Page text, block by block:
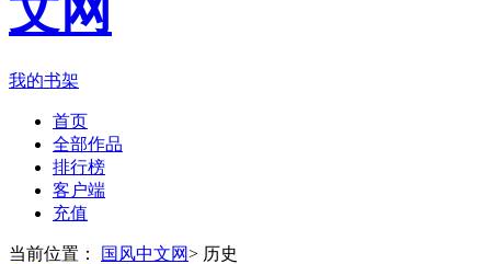
我的书架
首页
全部作品
排行榜
客户端
充值
当前位置： 国风中文网> 历史